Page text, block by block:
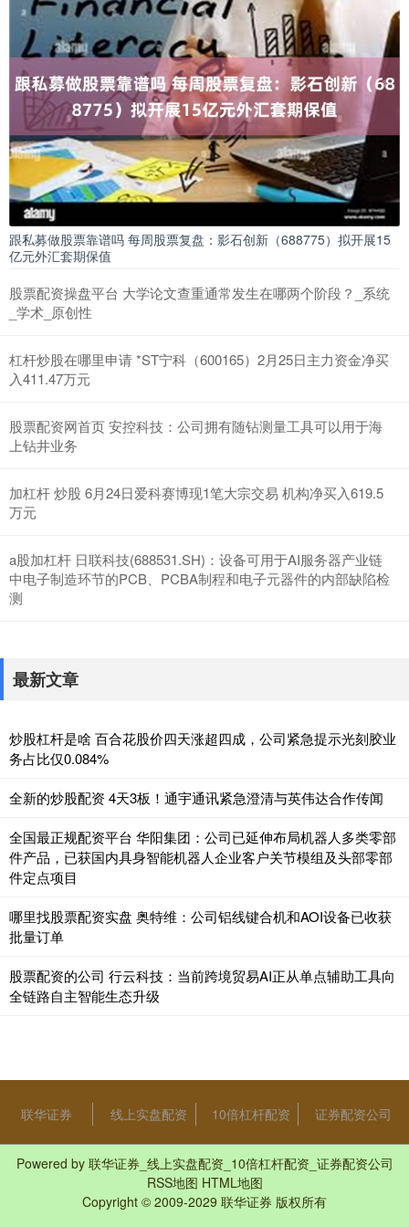
跟私募做股票靠谱吗 每周股票复盘：影石创新（688775）拟开展15
亿元外汇套期保值
股票配资操盘平台 大学论文查重通常发生在哪两个阶段？_系统
_学术_原创性
杠杆炒股在哪里申请 *ST宁科（600165）2月25日主力资金净买
入411.47万元
股票配资网首页 安控科技：公司拥有随钻测量工具可以用于海
上钻井业务
加杠杆 炒股 6月24日爱科赛博现1笔大宗交易 机构净买入619.5
万元
a股加杠杆 日联科技(688531.SH)：设备可用于AI服务器产业链
中电子制造环节的PCB、PCBA制程和电子元器件的内部缺陷检
测
最新文章
炒股杠杆是啥 百合花股价四天涨超四成，公司紧急提示光刻胶业
务占比仅0.084%
全新的炒股配资 4天3板！通宇通讯紧急澄清与英伟达合作传闻
全国最正规配资平台 华阳集团：公司已延伸布局机器人多类零部
件产品，已获国内具身智能机器人企业客户关节模组及头部零部
件定点项目
哪里找股票配资实盘 奥特维：公司铝线键合机和AOI设备已收获
批量订单
股票配资的公司 行云科技：当前跨境贸易AI正从单点辅助工具向
全链路自主智能生态升级
联华证券 线上实盘配资 10倍杠杆配资 证券配资公司
Powered by 联华证券_线上实盘配资_10倍杠杆配资_证券配资公司
RSS地图 HTML地图
Copyright © 2009-2029 联华证券 版权所有